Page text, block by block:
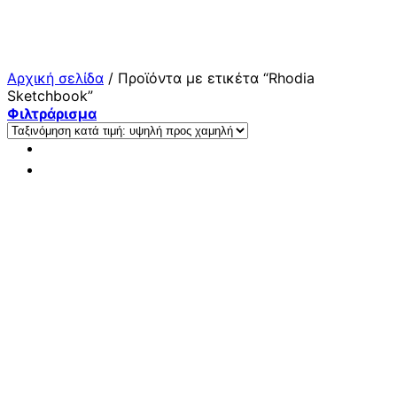
Αρχική σελίδα / Προϊόντα με ετικέτα “Rhodia
Sketchbook”
Φιλτράρισμα